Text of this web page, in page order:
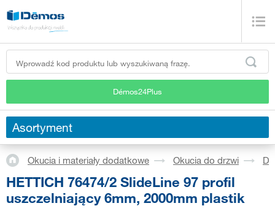
Démos24Plus
Asortyment
Okucia i materiały dodatkowe Okucia do drzwi
HETTICH 76474/2 SlideLine 97 profil
uszczelniający 6mm, 2000mm plastik